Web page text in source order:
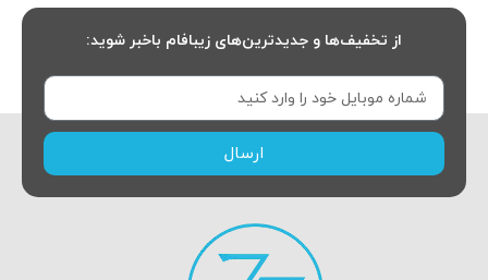
از تخفیف‌ها و جدیدترین‌های زیبافام باخبر شوید:
ارسال